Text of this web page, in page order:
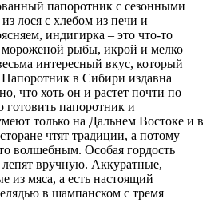
папоротник с сезонными
лося с хлебом из печи и
индигирка – это что-то
мороженой рыбы, икрой и мелко
интересный вкус, который
Папоротник в Сибири издавна
что хоть он и растет почти по
готовить папоротник и
только на Дальнем Востоке и в
чтят традиции, а потому
волшебным. Особая гордость
вручную. Аккуратные,
из мяса, а есть настоящий
в шампанском с тремя